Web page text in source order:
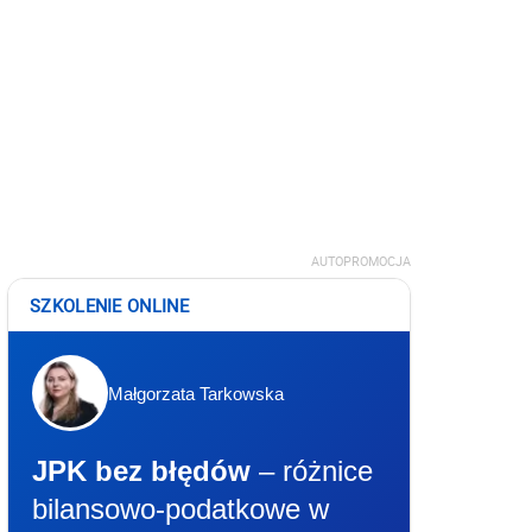
AUTOPROMOCJA
SZKOLENIE ONLINE
Małgorzata Tarkowska
JPK bez błędów – różnice
bilansowo-podatkowe w